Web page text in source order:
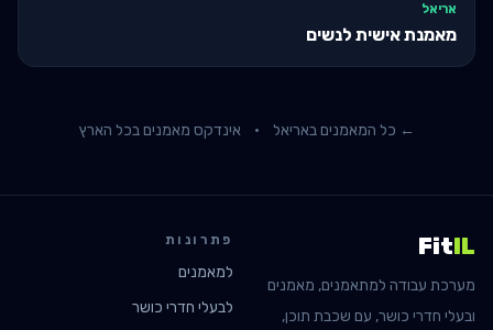
אריאל
מאמנת אישית לנשים
← כל המאמנים באריאל · אינדקס מאמנים בכל הארץ
FitIL
מערכת עבודה למתאמנים, מאמנים
ובעלי חדרי כושר, עם שכבת תוכן,
פתרונות
למאמנים
לבעלי חדרי כושר